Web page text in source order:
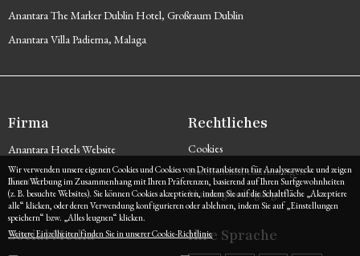
Wir verwenden unsere eigenen Cookies und Cookies von Drittanbietern für Analysezwecke und zeigen
Ihnen Werbung im Zusammenhang mit Ihren Präferenzen, basierend auf Ihren Surfgewohnheiten
(z. B. besuchte Websites). Sie können Cookies akzeptieren, indem Sie auf die Schaltfläche „Akzeptiere
alle“ klicken, oder deren Verwendung konfigurieren oder ablehnen, indem Sie auf „Einstellungen
speichern“ bzw. „Alles leugnen“ klicken.
Weitere Einzelheiten finden Sie in unserer Cookie-Richtlinie
Anantara The Marker Dublin Hotel, Großraum Dublin
Anantara Villa Padierna, Malaga
Firma
Anantara Hotels Website
Kontakt
Rechtliches
Cookies
Datenschutzbestimmungen
Nutzungsbedingungen
Social Media Ihre Sprache